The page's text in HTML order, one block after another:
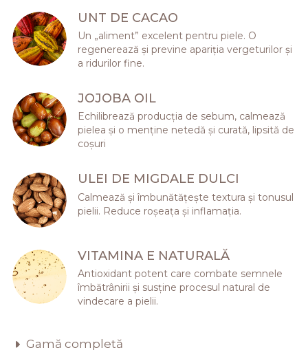
UNT DE CACAO
Un „aliment” excelent pentru piele. O
regenerează și previne apariția vergeturilor și
a ridurilor fine.
JOJOBA OIL
Echilibrează producția de sebum, calmează
pielea și o menține netedă și curată, lipsită de
coșuri
ULEI DE MIGDALE DULCI
Calmează și îmbunătățește textura și tonusul
pielii. Reduce roșeața și inflamația.
VITAMINA E NATURALĂ
Antioxidant potent care combate semnele
îmbătrânirii și susține procesul natural de
vindecare a pielii.
Gamă completă